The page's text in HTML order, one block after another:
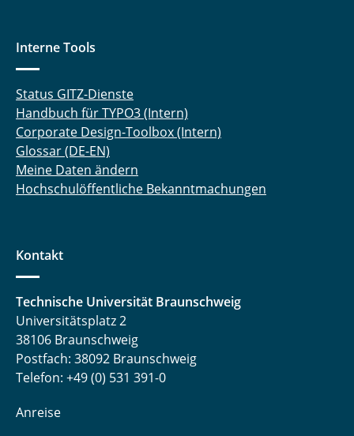
Interne Tools
Status GITZ-Dienste
Handbuch für TYPO3 (Intern)
Corporate Design-Toolbox (Intern)
Glossar (DE-EN)
Meine Daten ändern
Hochschulöffentliche Bekanntmachungen
Kontakt
Technische Universität Braunschweig
Universitätsplatz 2
38106 Braunschweig
Postfach: 38092 Braunschweig
Telefon: +49 (0) 531 391-0
Anreise